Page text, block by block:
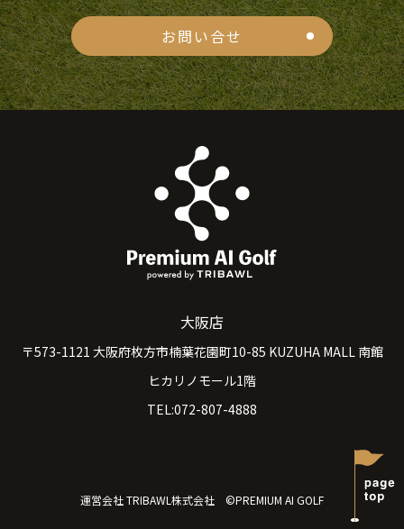
お問い合せ
大阪店
〒573-1121 大阪府枚方市楠葉花園町10-85 KUZUHA MALL 南館
ヒカリノモール1階
TEL:072-807-4888
運営会社 TRIBAWL株式会社 ©PREMIUM AI GOLF